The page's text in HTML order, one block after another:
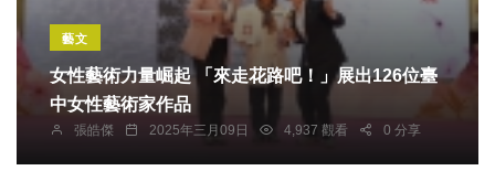
藝文
女性藝術力量崛起 「來走花路吧！」展出126位臺
中女性藝術家作品
張皓傑 2025年三月09日 4,937 觀看 0 分享